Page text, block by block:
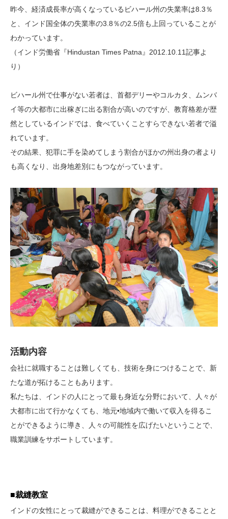
昨今、経済成長率が高くなっているビハール州の失業率は8.3％
と、インド国全体の失業率の3.8％の2.5倍も上回っていることが
わかっています。
（インド労働省『Hindustan Times Patna』2012.10.11記事よ
り）
ビハール州で仕事がない若者は、首都デリーやコルカタ、ムンバ
イ等の大都市に出稼ぎに出る割合が高いのですが、教育格差が歴
然としているインドでは、食べていくことすらできない若者で溢
れています。
その結果、犯罪に手を染めてしまう割合がほかの州出身の者より
も高くなり、出身地差別にもつながっています。
活動内容
会社に就職することは難しくても、技術を身につけることで、新
たな道が拓けることもあります。
私たちは、インドの人にとって最も身近な分野において、人々が
大都市に出て行かなくても、地元•地域内で働いて収入を得るこ
とができるように導き、人々の可能性を広げたいということで、
職業訓練をサポートしています。
■裁縫教室
インドの女性にとって裁縫ができることは、料理ができることと